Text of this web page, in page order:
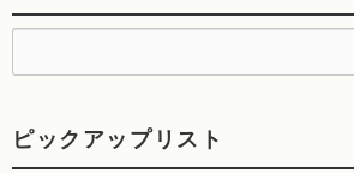
ピックアップリスト